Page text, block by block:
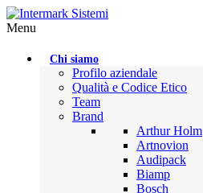
Menu
Chi siamo
Profilo aziendale
Qualità e Codice Etico
Team
Brand
Arthur Holm
Artnovion
Audipack
Biamp
Bosch